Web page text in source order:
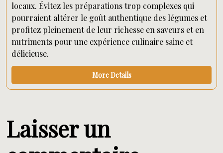
locaux. Évitez les préparations trop complexes qui
pourraient altérer le goût authentique des légumes et
profitez pleinement de leur richesse en saveurs et en
nutriments pour une expérience culinaire saine et
délicieuse.
More Details
Laisser un